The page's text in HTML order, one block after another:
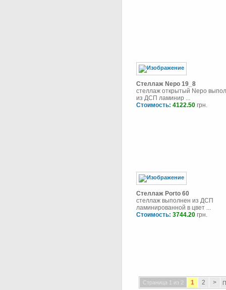
Стеллаж Nepo 19_8
стеллаж открытый Nepo
из ДСП ламинир ...
Стоимость: 4122.50 грн.
Стеллаж Porto 60
стеллаж выполнен из ДСП
ламинированной в цвет ...
Стоимость: 3744.20 грн.
Страница 1 из 2 1 2 >